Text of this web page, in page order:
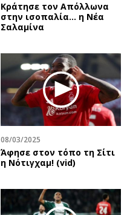
Κράτησε τον Απόλλωνα
στην ισοπαλία… η Νέα
Σαλαμίνα
08/03/2025
Άφησε στον τόπο τη Σίτι
η Νότιγχαμ! (vid)